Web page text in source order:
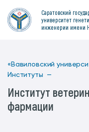
Саратовский
университет
инженерии имени
«Вавиловский
Институты —
Институт
фармации